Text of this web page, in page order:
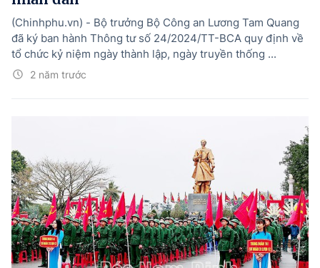
2 năm trước
(Chinhphu.vn) - Bộ trưởng Bộ Công an Lương Tam Quang
đã ký ban hành Thông tư số 24/2024/TT-BCA quy định về
tổ chức kỷ niệm ngày thành lập, ngày truyền thống ...